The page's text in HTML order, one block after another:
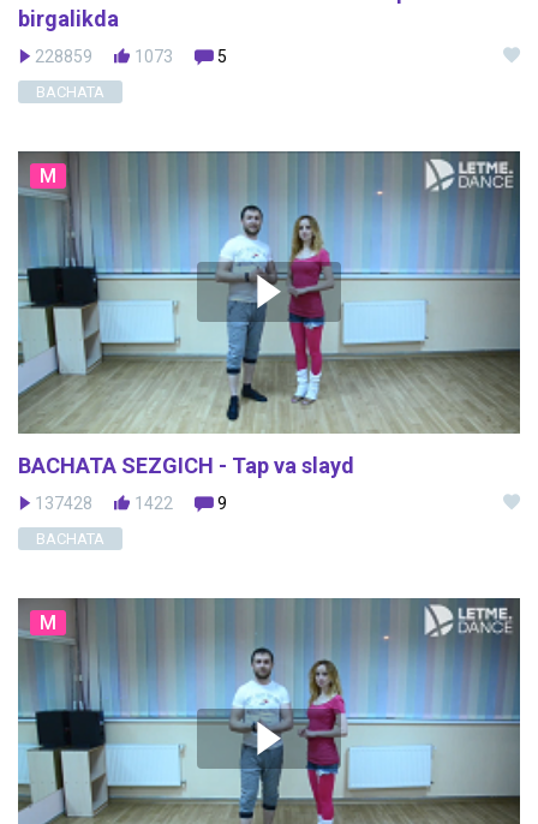
birgalikda
228859 1073 5
BACHATA
M
BACHATA SEZGICH - Tap va slayd
137428 1422 9
BACHATA
M